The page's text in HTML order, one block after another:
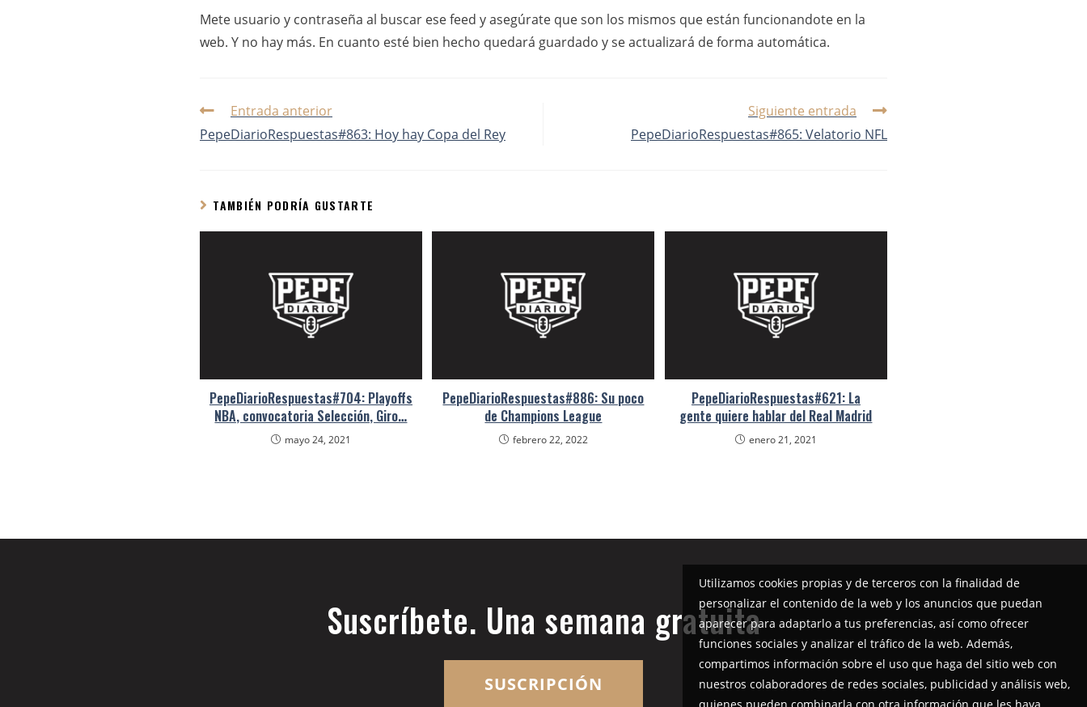
Mete usuario y contraseña al buscar ese feed y asegúrate que son los mismos que están funcionandote en la
web. Y no hay más. En cuanto esté bien hecho quedará guardado y se actualizará de forma automática.
Entrada anterior
PepeDiarioRespuestas#863: Hoy hay Copa del Rey
Siguiente entrada
PepeDiarioRespuestas#865: Velatorio NFL
TAMBIÉN PODRÍA GUSTARTE
PepeDiarioRespuestas#704: Playoffs
NBA, convocatoria Selección, Giro…
mayo 24, 2021
PepeDiarioRespuestas#886: Su poco
de Champions League
febrero 22, 2022
PepeDiarioRespuestas#621: La
gente quiere hablar del Real Madrid
enero 21, 2021
Suscríbete. Una semana gratuita
SUSCRIPCIÓN
Utilizamos cookies propias y de terceros con la finalidad de
personalizar el contenido de la web y los anuncios que puedan
aparecer para adaptarlo a tus preferencias, así como ofrecer
funciones sociales y analizar el tráfico de la web. Además,
compartimos información sobre el uso que haga del sitio web con
nuestros colaboradores de redes sociales, publicidad y análisis web,